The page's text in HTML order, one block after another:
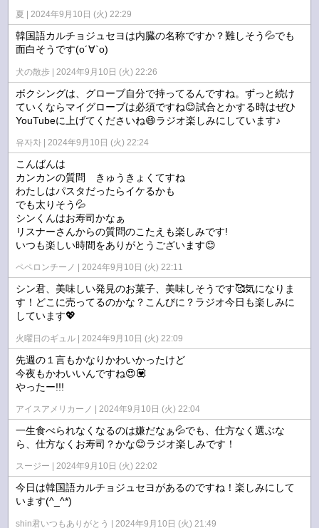
夏 2024年9月10日 (火) 22:29
韓国語カルチョジュセヨは内臓の名称ですか？難しそう💦でも
面白そうです(о´∀`о)
犬の散歩 2024年9月10日 (火) 22:26
ボクシングは、グローブ自分で持ってるんですね。ずっと続け
ていくならマイグローブは必須ですね😊試合とかする時はぜひ
YouTubeに上げてくださいね😄ラジオ楽しみにしています♪
유자차 2024年9月10日 (火) 22:24
こんばんは
カンカンの質問 きゅうきょくてすね
わたしはパスタだったらイケるかも
でも太りそう💦
シンくんはお寿司かなぁ
リスナーさんからの質問のこたえも楽しみです!
いつも楽しい時間をありがとうございます😊
ペペロンチーノ 2024年9月10日 (火) 22:11
シン君、美味しい発見のお菓子、美味しそうです🥰気になりま
す！どこに売ってるのかな？こんびに？ラジオ今日も楽しみに
しています💖
火曜日のギュル 2024年9月10日 (火) 22:09
先週の１言もかなりかわいかったけど
今夜もかわいいんですね😍💟
やったー!!!
アイスアメリカーノ 2024年9月10日 (火) 22:04
一生食べられなくなるのは嫌だなぁ💦でも、仕方なく選ぶな
ら、仕方なくお寿司？かな😊ラジオ楽しみです！
スージー 2024年9月10日 (火) 22:02
今日は韓国語カルチョジュセヨがあるのですね！楽しみにして
います(^_^*)
shin君いつもありがとう 2024年9月10日 (火) 21:49